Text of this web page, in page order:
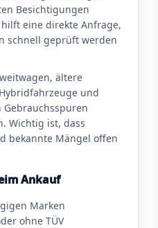
Besichtigungen
eine direkte Anfrage,
schnell geprüft werden
ältere
und
Wichtig ist, dass
bekannte Mängel offen
Ankauf
Marken
ohne TÜV